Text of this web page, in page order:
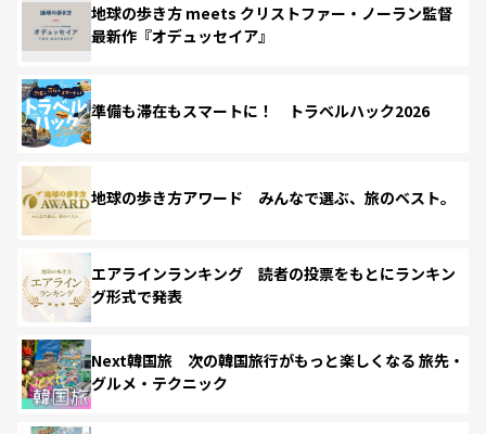
地球の歩き方 meets クリストファー・ノーラン監督
最新作『オデュッセイア』
準備も滞在もスマートに！ トラベルハック2026
地球の歩き方アワード みんなで選ぶ、旅のベスト。
エアラインランキング 読者の投票をもとにランキン
グ形式で発表
Next韓国旅 次の韓国旅行がもっと楽しくなる 旅先・
グルメ・テクニック